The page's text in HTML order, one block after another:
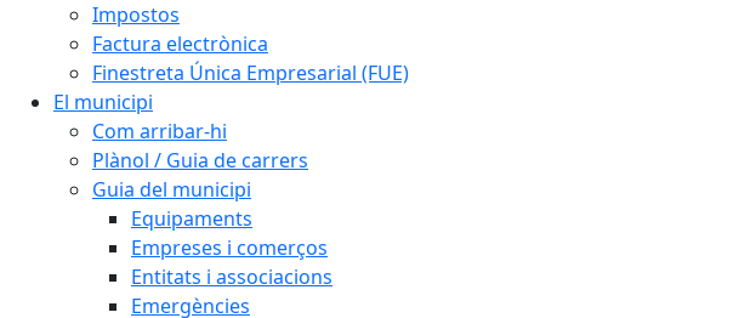
Impostos
Factura electrònica
Finestreta Única Empresarial (FUE)
El municipi
Com arribar-hi
Plànol / Guia de carrers
Guia del municipi
Equipaments
Empreses i comerços
Entitats i associacions
Emergències